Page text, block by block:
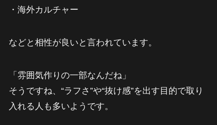
・海外カルチャー
などと相性が良いと言われています。
「雰囲気作りの一部なんだね」
そうですね、“ラフさ”や“抜け感”を出す目的で取り
入れる人も多いようです。